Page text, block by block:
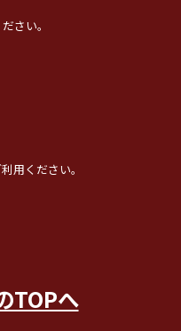
さい。
ください。
TOPへ